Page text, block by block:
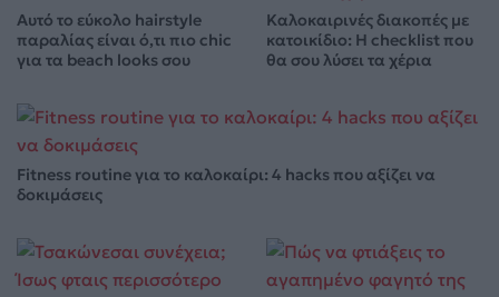
Αυτό το εύκολο hairstyle
παραλίας είναι ό,τι πιο chic
για τα beach looks σου
Καλοκαιρινές διακοπές με
κατοικίδιο: Η checklist που
θα σου λύσει τα χέρια
Fitness routine για το καλοκαίρι: 4 hacks που αξίζει να
δοκιμάσεις